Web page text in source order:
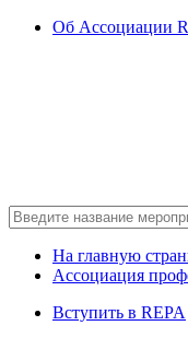
Об Ассоциации
На главную
Ассоциация
Вступить в REPA